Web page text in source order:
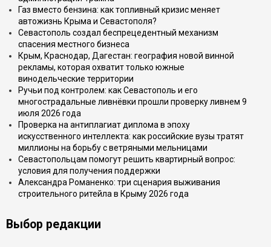
Газ вместо бензина: как топливный кризис меняет
автожизнь Крыма и Севастополя?
Севастополь создал беспрецедентный механизм
спасения местного бизнеса
Крым, Краснодар, Дагестан: география новой винной
рекламы, которая охватит только южные
винодельческие территории
Ручьи под контролем: как Севастополь и его
многострадальные ливнёвки прошли проверку ливнем 9
июля 2026 года
Проверка на антиплагиат диплома в эпоху
искусственного интеллекта: как российские вузы тратят
миллионы на борьбу с ветряными мельницами
Севастопольцам помогут решить квартирный вопрос:
условия для получения поддержки
Александра Романенко: три сценария выживания
строительного ритейла в Крыму 2026 года
Выбор редакции